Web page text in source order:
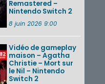
Remastered –
Nintendo Switch 2
8 juin 2026 9:00
Vidéo de gameplay
maison – Agatha
Christie – Mort sur
le Nil – Nintendo
Switch 2